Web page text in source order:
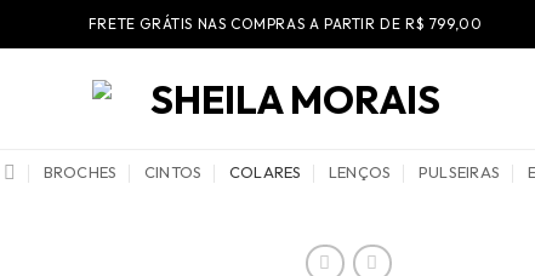
FRETE GRÁTIS NAS COMPRAS A PARTIR DE R$ 799,00
BROCHES CINTOS COLARES LENÇOS PULSEIRAS